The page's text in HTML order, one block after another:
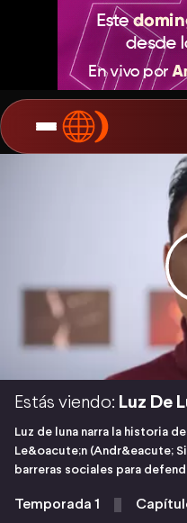
Estás viendo: Luz De
Luz de luna narra la historia
Le&oacute;n (Andr&eacute;
barreras sociales para
Temporada 1